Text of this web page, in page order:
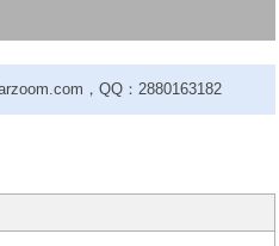
，QQ：2880163182